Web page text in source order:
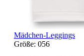
Mädchen-Leggings
Größe: 056